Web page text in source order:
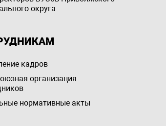
округа
кадров
организация
нормативные акты